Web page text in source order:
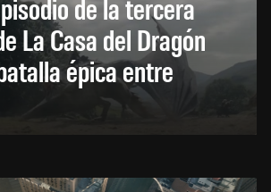
de la tercera
La Casa del Dragón
épica entre